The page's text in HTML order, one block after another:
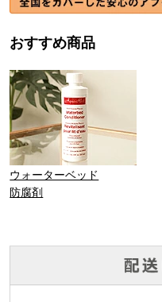
おすすめ商品
ウォーターベッド
防腐剤